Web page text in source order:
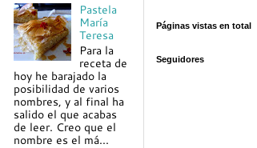
Pastela
María
Teresa
Para la
receta de
hoy he barajado la
posibilidad de varios
nombres, y al final ha
salido el que acabas
de leer. Creo que el
nombre es el má...
Páginas vistas en total
Seguidores